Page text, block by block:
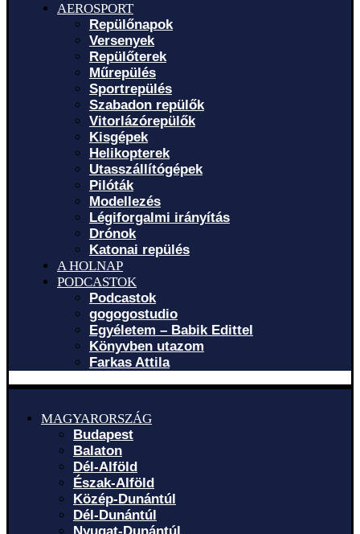
AEROSPORT
Repülőnapok
Versenyek
Repülőterek
Műrepülés
Sportrepülés
Szabadon repülők
Vitorlázórepülők
Kisgépek
Helikopterek
Utasszállítógépek
Pilóták
Modellezés
Légiforgalmi irányítás
Drónok
Katonai repülés
A HOLNAP
PODCASTOK
Podcastok
gogogostudio
Egyéletem – Babik Edittel
Könyvben utazom
Farkas Attila
MAGYARORSZÁG
Budapest
Balaton
Dél-Alföld
Észak-Alföld
Közép-Dunántúl
Dél-Dunántúl